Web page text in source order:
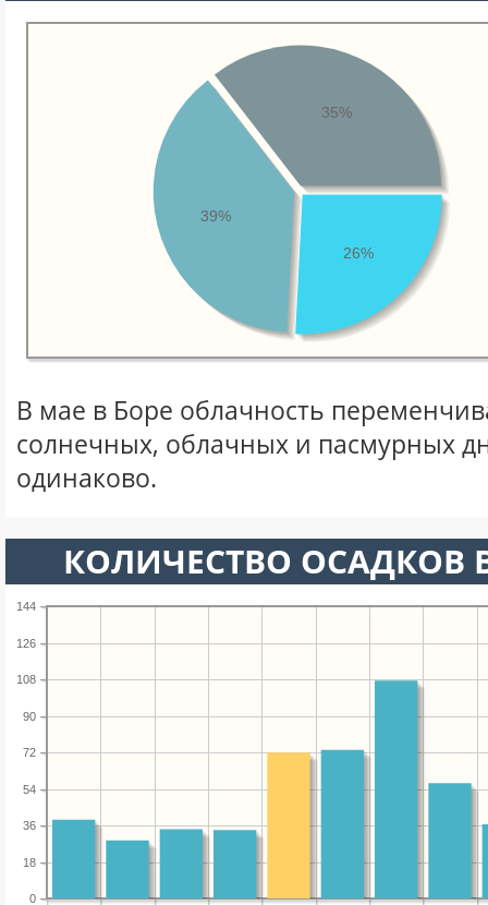
26%
39%
35%
В мае в Боре облачность
солнечных, облачных и пасмурных
одинаково.
КОЛИЧЕСТВО ОСАДКОВ
0
18
36
54
72
90
108
126
144